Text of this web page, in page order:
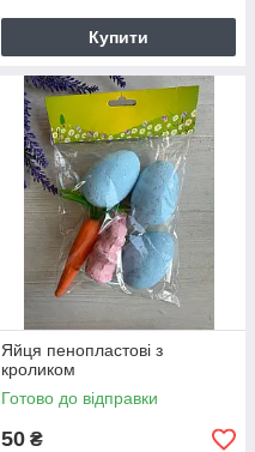
Купити
Яйця пенопластові з
кроликом
Готово до відправки
50 ₴